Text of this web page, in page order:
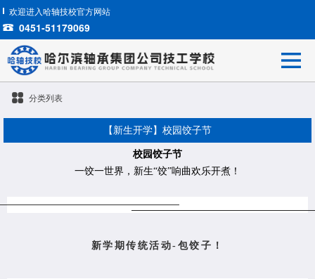
欢迎进入哈轴技校官方网站
0451-51179069
分类列表
【新生开学】校园饺子节
校园饺子节
一饺一世界，新生“饺”响曲欢乐开煮！
新学期传统活动-包饺子！